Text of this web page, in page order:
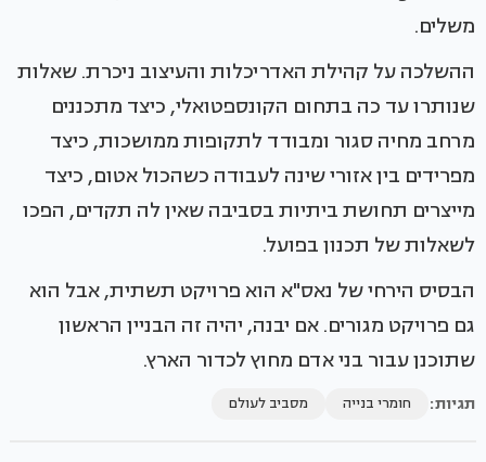
משלים.
ההשלכה על קהילת האדריכלות והעיצוב ניכרת. שאלות
שנותרו עד כה בתחום הקונספטואלי, כיצד מתכננים
מרחב מחיה סגור ומבודד לתקופות ממושכות, כיצד
מפרידים בין אזורי שינה לעבודה כשהכול אטום, כיצד
מייצרים תחושת ביתיות בסביבה שאין לה תקדים, הפכו
לשאלות של תכנון בפועל.
הבסיס הירחי של נאס"א הוא פרויקט תשתית, אבל הוא
גם פרויקט מגורים. אם יבנה, יהיה זה הבניין הראשון
שתוכנן עבור בני אדם מחוץ לכדור הארץ.
תגיות: חומרי בנייה מסביב לעולם